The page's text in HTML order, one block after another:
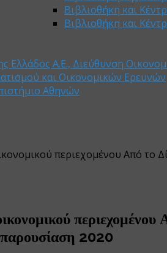
Βιβλιοθήκη και
Βιβλιοθήκη και
Ελλάδος Α.Ε., Διεύθυνση
και Οικονομικών Ερευνών
Αθηνών
περιεχομένου Από το
2020